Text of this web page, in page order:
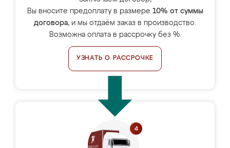
Вы вносите предоплату в размере 10% от суммы
договора, и мы отдаём заказ в производство.
Возможна оплата в рассрочку без %.
УЗНАТЬ О РАССРОЧКЕ